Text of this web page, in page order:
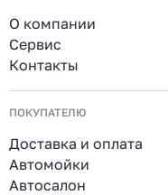
О компании
Сервис
Контакты
ПОКУПАТЕЛЮ
Доставка и оплата
Автомойки
Автосалон